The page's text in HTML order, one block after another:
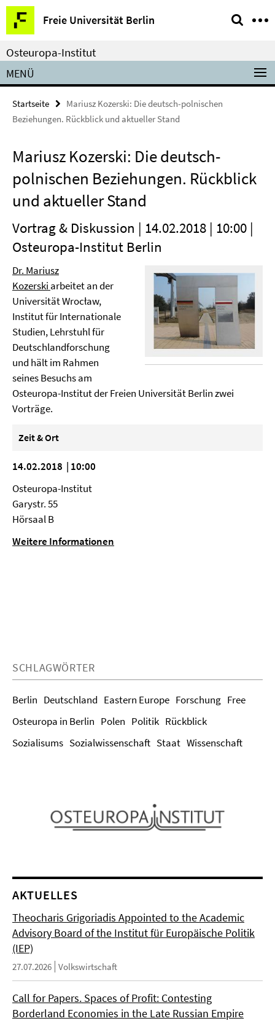
Springe
direkt
zu
Inhalt
Freie Universität Berlin
Service-
Navigation
Osteuropa-Institut
MENÜ
Startseite
Mariusz Kozerski: Die deutsch-polnischen
Beziehungen. Rückblick und aktueller Stand
Mariusz Kozerski: Die deutsch-
polnischen Beziehungen. Rückblick
und aktueller Stand
Vortrag & Diskussion | 14.02.2018 | 10:00 |
Osteuropa-Institut Berlin
Dr. Mariusz
Kozerski arbeitet an der
Universität Wrocław,
Institut für Internationale
Studien, Lehrstuhl für
Deutschlandforschung
und hält im Rahmen
seines Besuchs am
Osteuropa-Institut der Freien Universität Berlin zwei
Vorträge.
Zeit & Ort
14.02.2018 | 10:00
Osteuropa-Institut
Garystr. 55
Hörsaal B
Weitere Informationen
SCHLAGWÖRTER
Berlin Deutschland Eastern Europe Forschung Free
Osteuropa in Berlin Polen Politik Rückblick
Sozialisums Sozialwissenschaft Staat Wissenschaft
AKTUELLES
Theocharis Grigoriadis Appointed to the Academic
Advisory Board of the Institut für Europäische Politik
(IEP)
27.07.2026 Volkswirtschaft
Call for Papers. Spaces of Profit: Contesting
Borderland Economies in the Late Russian Empire